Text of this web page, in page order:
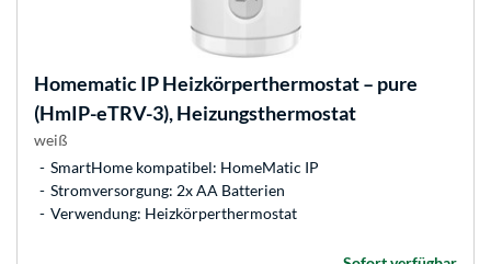
Homematic IPHeizkörperthermostat – pure
(HmIP-eTRV-3), Heizungsthermostat
weiß
SmartHome kompatibel: HomeMatic IP
Stromversorgung: 2x AA Batterien
Verwendung: Heizkörperthermostat